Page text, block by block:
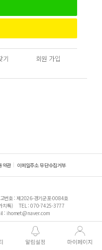
기 회원 가입
약관 이메일주소 무단수집거부
번호 : 제2026-경기군포-0084호
치톡)
TEL : 070-7425-3777
: ihomet@naver.com
츠 및 UI등을 상업적 목적으로 전재,전송,